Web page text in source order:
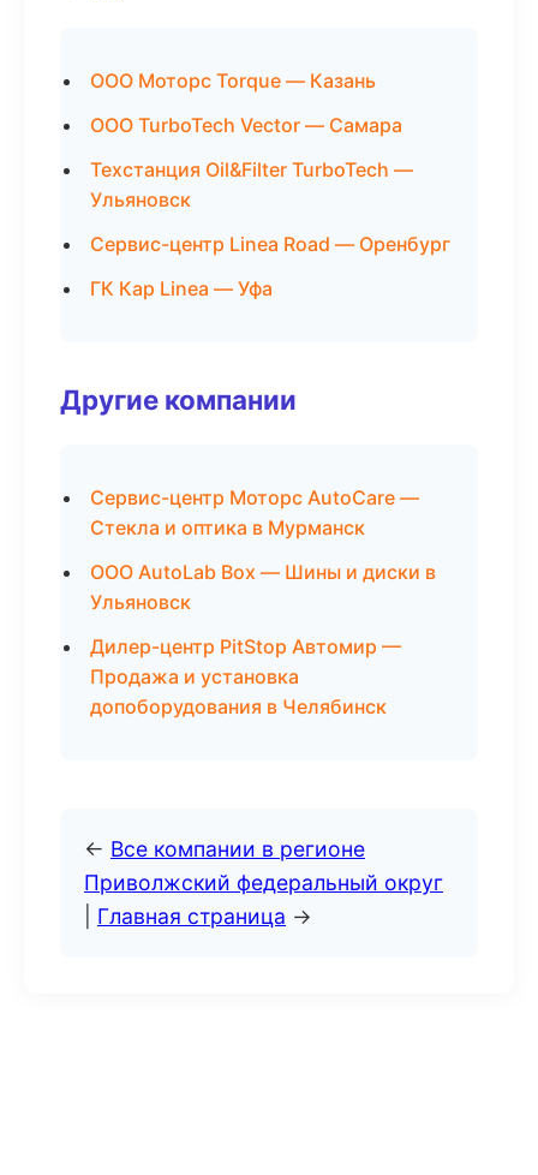
ООО Моторс Torque — Казань
ООО TurboTech Vector — Самара
Техстанция Oil&Filter TurboTech —
Ульяновск
Сервис-центр Linea Road — Оренбург
ГК Кар Linea — Уфа
Другие компании
Сервис-центр Моторс AutoCare —
Стекла и оптика в Мурманск
ООО AutoLab Box — Шины и диски в
Ульяновск
Дилер-центр PitStop Автомир —
Продажа и установка
допоборудования в Челябинск
← Все компании в регионе
Приволжский федеральный округ
Главная страница →